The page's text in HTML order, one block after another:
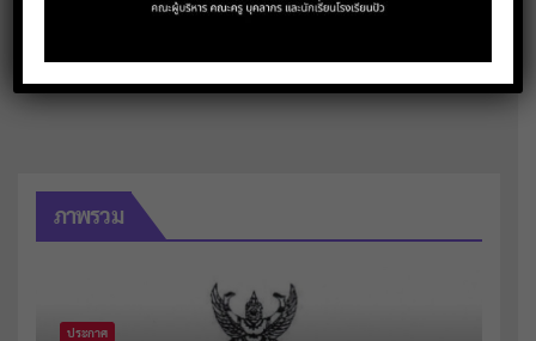
ประชาสัมพันธ์
ภาพรวม
ประกาศ